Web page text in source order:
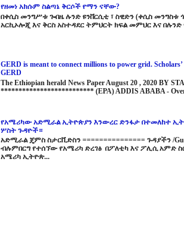
የዘመነ አክሱም ስልጣኔ ቅርሶች የማን ናቸው?
በቀሲስ መንግሥቱ ጐበዜ ሉንድ ዩንቨርሲቲ ፣ ስዊድን (ቀሲስ መንግስቱ
አርኪኦሎጂ እና ቅርስ አስተዳደር ትምህርት ክፍል መምህር እና በሉንድ
GERD is meant to connect millions to power grid.
GERD
The Ethiopian herald News Paper August 20 , 2020 BY
************************** (EPA) ADDIS ABABA - Over
የአሜሪካው አድሚራል ኢትዮጵያን እንውረር ድንፋታ በተመለከተ
ሦስት ጉዳዮች።
አድሚራል ጄምስ ስታርቪድስን =============== ጉዳያችን /
ብሉምበርግ የተሰኘው የአሜሪካ ድረገፅ በፖለቲካ እና ፖሊሲ አምድ
አሜሪካ ኢትዮጵ...